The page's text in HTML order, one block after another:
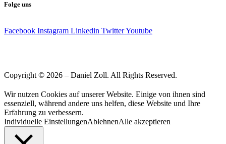
Folge uns
Facebook Instagram Linkedin TwitterYoutube
Copyright © 2026 – Daniel Zoll. All Rights Reserved.
Wir nutzen Cookies auf unserer Website. Einige von ihnen sind
essenziell, während andere uns helfen, diese Website und Ihre
Erfahrung zu verbessern.
Individuelle EinstellungenAblehnenAlle akzeptieren